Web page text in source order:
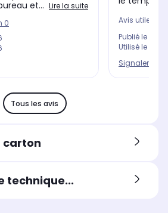
et... Lire la suite
0
Avis utile ?
Publié le
Utilisé le
Signaler un
Tous les avis
carton
technique...